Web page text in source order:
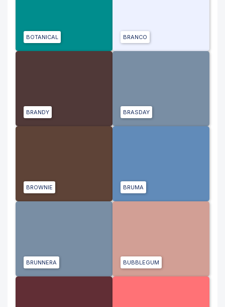
BOTANICAL BRANCO
BRANDY BRASDAY
BROWNIE BRUMA
BRUNNERA BUBBLEGUM